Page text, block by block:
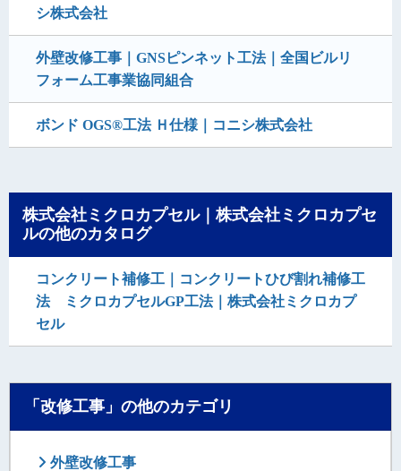
シ株式会社
外壁改修工事｜GNSピンネット工法｜全国ビルリ
フォーム工事業協同組合
ボンド OGS®工法 Ｈ仕様｜コニシ株式会社
株式会社ミクロカプセル｜株式会社ミクロカプセ
ルの他のカタログ
コンクリート補修工｜コンクリートひび割れ補修工
法 ミクロカプセルGP工法｜株式会社ミクロカプ
セル
「改修工事」の他のカテゴリ
外壁改修工事